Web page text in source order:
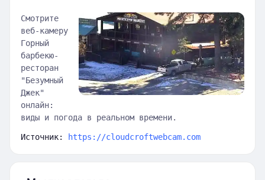
Смотрите
веб-камеру
Горный
барбекю-
ресторан
"Безумный
Джек"
онлайн:
виды и погода в реальном времени.
Источник: https://cloudcroftwebcam.com